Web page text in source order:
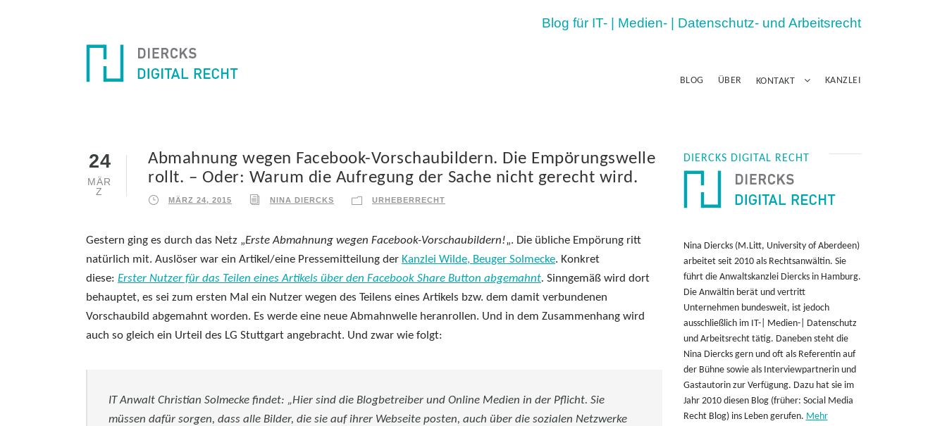
Blog für IT- | Medien- | Datenschutz- und Arbeitsrecht
BLOG ÜBER KONTAKT KANZLEI
24
MÄR
Z
Abmahnung wegen Facebook-Vorschaubildern. Die Empörungswelle
rollt. – Oder: Warum die Aufregung der Sache nicht gerecht wird.
MÄRZ 24, 2015 NINA DIERCKS URHEBERRECHT
Gestern ging es durch das Netz „Erste Abmahnung wegen Facebook-Vorschaubildern!„. Die übliche Empörung ritt
natürlich mit. Auslöser war ein Artikel/eine Pressemitteilung der Kanzlei Wilde, Beuger Solmecke. Konkret
diese: Erster Nutzer für das Teilen eines Artikels über den Facebook Share Button abgemahnt. Sinngemäß wird dort
behauptet, es sei zum ersten Mal ein Nutzer wegen des Teilens eines Artikels bzw. dem damit verbundenen
Vorschaubild abgemahnt worden. Es werde eine neue Abmahnwelle heranrollen. Und in dem Zusammenhang wird
auch so gleich ein Urteil des LG Stuttgart angebracht. Und zwar wie folgt:
IT Anwalt Christian Solmecke findet: „Hier sind die Blogbetreiber und Online Medien in der Pflicht. Sie
müssen dafür sorgen, dass alle Bilder, die sie auf ihrer Webseite posten, auch über die sozialen Netzwerke
DIERCKS DIGITAL RECHT
Nina Diercks (M.Litt, University of Aberdeen)
arbeitet seit 2010 als Rechtsanwältin. Sie
führt die Anwaltskanzlei Diercks in Hamburg.
Die Anwältin berät und vertritt
Unternehmen bundesweit, ist jedoch
ausschließlich im IT-| Medien-| Datenschutz
und Arbeitsrecht tätig. Daneben steht die
Nina Diercks gern und oft als Referentin auf
der Bühne sowie als Interviewpartnerin und
Gastautorin zur Verfügung. Dazu hat sie im
Jahr 2010 diesen Blog (früher: Social Media
Recht Blog) ins Leben gerufen. Mehr